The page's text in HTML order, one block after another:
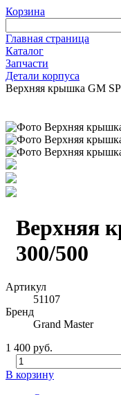
Корзина
Главная страница
Каталог
Запчасти
Детали корпуса
Верхняя крышка GM
Верхняя
300/500
Артикул
51107
Бренд
Grand Master
1 400 руб.
В корзину